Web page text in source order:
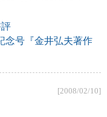
念号『金井弘夫著作
[2008/02/10]